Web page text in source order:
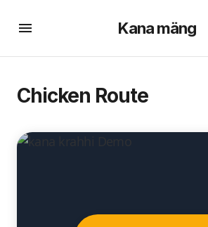
Kana mäng
Chicken Route